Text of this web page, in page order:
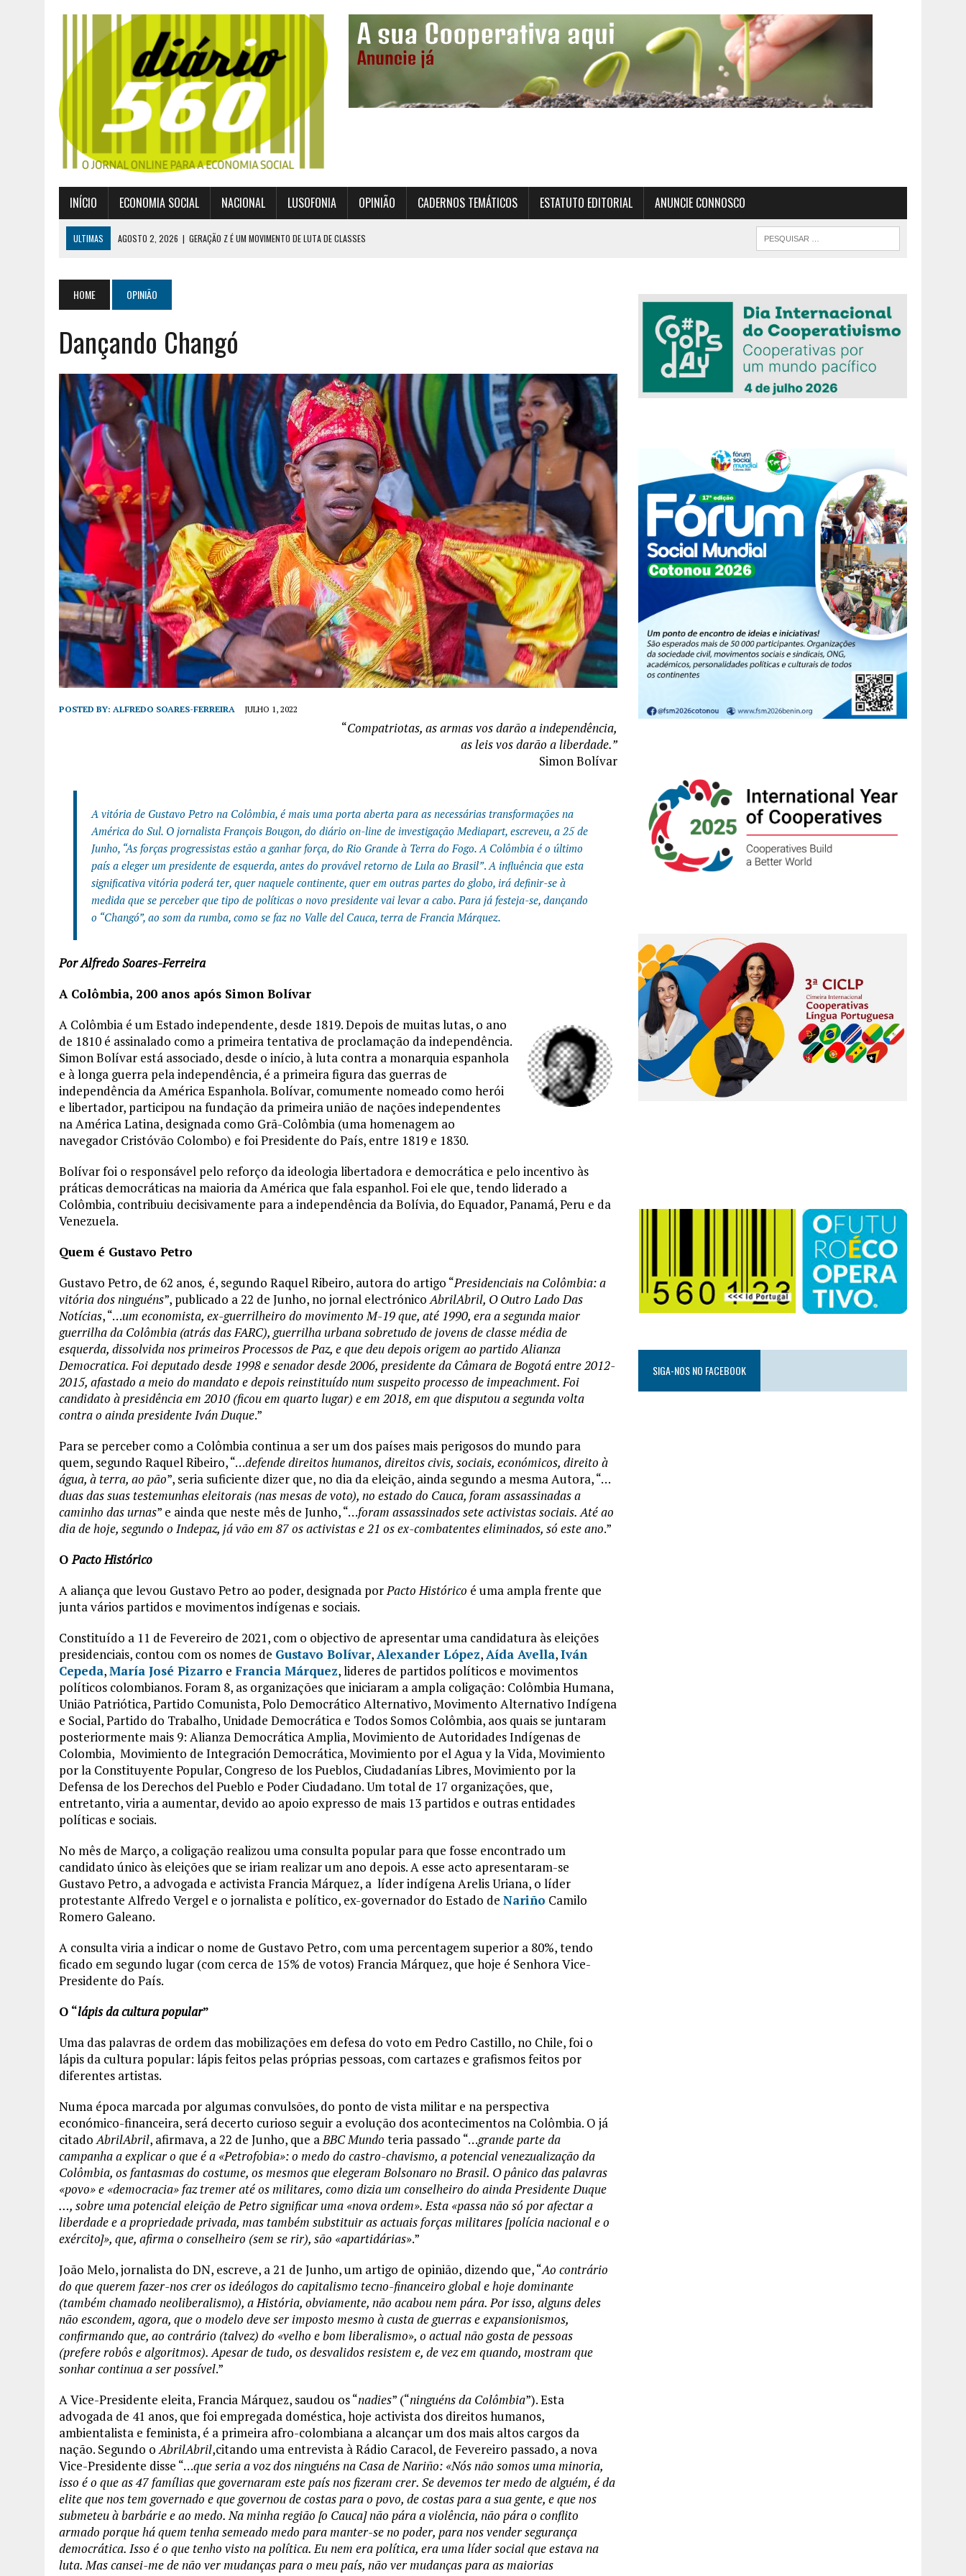
INÍCIO ECONOMIA SOCIAL NACIONAL LUSOFONIA OPINIÃO CADERNOS TEMÁTICOS ESTATUTO EDITORIAL ANUNCIE CONNOSCO
ULTIMAS AGOSTO 2, 2026 | GERAÇÃO Z É UM MOVIMENTO DE LUTA DE CLASSES
CASES DIVULGA ÚLTIMOS NÚMEROS DA DIGITALIZAÇÃO DAS COOPERATIVAS CREDENCIADAS
JULHO 26, 2026 | UM MARCO QUE REDEFINE O COOPERATIVISMO GLOBAL
UM ENTRE MUITOS
HOME OPINIÃO
Dançando Changó
POSTED BY: ALFREDO SOARES-FERREIRA JULHO 1, 2022
“Compatriotas, as armas vos darão a independência,
as leis vos darão a liberdade.”
Simon Bolívar
A vitória de Gustavo Petro na Colômbia, é mais uma porta aberta para as necessárias transformações na
América do Sul. O jornalista François Bougon, do diário on-line de investigação Mediapart, escreveu, a 25 de
Junho, “As forças progressistas estão a ganhar força, do Rio Grande à Terra do Fogo. A Colômbia é o último
país a eleger um presidente de esquerda, antes do provável retorno de Lula ao Brasil”.A influência que esta
significativa vitória poderá ter, quer naquele continente, quer em outras partes do globo, irá definir-se à
medida que se perceber que tipo de políticas o novo presidente vai levar a cabo. Para já festeja-se, dançando
o “Changó”, ao som da rumba, como se faz no Valle del Cauca, terra de Francia Márquez.
Por Alfredo Soares-Ferreira
A Colômbia, 200 anos após Simon Bolívar
A Colômbia é um Estado independente, desde 1819. Depois de muitas lutas, o ano
de 1810 é assinalado como a primeira tentativa de proclamação da independência.
Simon Bolívar está associado, desde o início, à luta contra a monarquia espanhola
e à longa guerra pela independência, é a primeira figura das guerras de
independência da América Espanhola. Bolívar, comumente nomeado como herói
e libertador, participou na fundação da primeira união de nações independentes
na América Latina, designada como Grã-Colômbia (uma homenagem ao
navegador Cristóvão Colombo) e foi Presidente do País, entre 1819 e 1830.
Bolívar foi o responsável pelo reforço da ideologia libertadora e democrática e pelo incentivo às
práticas democráticas na maioria da América que fala espanhol. Foi ele que, tendo liderado a
Colômbia, contribuiu decisivamente para a independência da Bolívia, do Equador, Panamá, Peru e da
Venezuela.
Quem é Gustavo Petro
Gustavo Petro, de 62 anos, é, segundo Raquel Ribeiro, autora do artigo “Presidenciais na Colômbia: a
vitória dos ninguéns”, publicado a 22 de Junho, no jornal electrónicoAbrilAbril, O Outro Lado Das
Notícias, “…um economista, ex-guerrilheiro do movimento M-19 que, até 1990, era a segunda maior
guerrilha da Colômbia (atrás das FARC), guerrilha urbana sobretudo de jovens de classe média de
esquerda, dissolvida nos primeiros Processos de Paz, e que deu depois origem ao partido Alianza
Democratica. Foi deputado desde 1998 e senador desde 2006, presidente da Câmara de Bogotá entre 2012-
2015, afastado a meio do mandato e depois reinstituído num suspeito processo de impeachment. Foi
candidato à presidência em 2010 (ficou em quarto lugar) e em 2018, em que disputou a segunda volta
contra o ainda presidente Iván Duque.”
Para se perceber como a Colômbia continua a ser um dos países mais perigosos do mundo para
quem, segundo Raquel Ribeiro, “…defende direitos humanos, direitos civis, sociais, económicos, direito à
água, à terra, ao pão”, seria suficiente dizer que, no dia da eleição, ainda segundo a mesma Autora, “…
duas das suas testemunhas eleitorais (nas mesas de voto), no estado do Cauca, foram assassinadas a
caminho das urnas” e ainda que neste mês de Junho, “…foram assassinados sete activistas sociais. Até ao
dia de hoje, segundo o Indepaz, já vão em 87 os activistas e 21 os ex-combatentes eliminados, só este ano.”
OPacto Histórico
A aliança que levou Gustavo Petro ao poder, designada porPacto Histórico é uma ampla frente que
junta vários partidos e movimentos indígenas e sociais.
Constituído a 11 de Fevereiro de 2021, com o objectivo de apresentar uma candidatura às eleições
presidenciais, contou com os nomes de Gustavo Bolívar,Alexander López,Aída Avella,Iván
Cepeda,María José Pizarro e Francia Márquez, lideres de partidos políticos e movimentos
políticos colombianos. Foram 8, as organizações que iniciaram a ampla coligação: Colômbia Humana,
União Patriótica, Partido Comunista, Polo Democrático Alternativo, Movimento Alternativo Indígena
e Social, Partido do Trabalho, Unidade Democrática e Todos Somos Colômbia, aos quais se juntaram
posteriormente mais 9: Alianza Democrática Amplia, Movimiento de Autoridades Indígenas de
Colombia, Movimiento de Integración Democrática, Movimiento por el Agua y la Vida, Movimiento
por la Constituyente Popular, Congreso de los Pueblos, Ciudadanías Libres, Movimiento por la
Defensa de los Derechos del Pueblo e Poder Ciudadano. Um total de 17 organizações, que,
entretanto, viria a aumentar, devido ao apoio expresso de mais 13 partidos e outras entidades
políticas e sociais.
No mês de Março, a coligação realizou uma consulta popular para que fosse encontrado um
candidato único às eleições que se iriam realizar um ano depois. A esse acto apresentaram-se
Gustavo Petro, a advogada e activista Francia Márquez, a ​ líder indígena Arelis Uriana, o líder
protestante Alfredo Vergel e o jornalista e político, ex-governador do Estado de Nariño Camilo
Romero Galeano.
A consulta viria a indicar o nome de Gustavo Petro, com uma percentagem superior a 80%, tendo
ficado em segundo lugar (com cerca de 15% de votos) Francia Márquez, que hoje é Senhora Vice-
Presidente do País.
O “lápis da cultura popular”
Uma das palavras de ordem das mobilizações em defesa do voto em Pedro Castillo, no Chile, foi o
lápis da cultura popular: lápis feitos pelas próprias pessoas, com cartazes e grafismos feitos por
diferentes artistas.
Numa época marcada por algumas convulsões, do ponto de vista militar e na perspectiva
económico-financeira, será decerto curioso seguir a evolução dos acontecimentos na Colômbia. O já
citadoAbrilAbril, afirmava, a 22 de Junho, que aBBC Mundo teria passado “…grande parte da
campanha a explicar o que é a «Petrofobia»: o medo do castro-chavismo, a potencial venezualização da
Colômbia, os fantasmas do costume, os mesmos que elegeram Bolsonaro no Brasil. O pânico das palavras
«povo» e «democracia» faz tremer até os militares, como dizia um conselheiro do ainda Presidente Duque
…, sobre uma potencial eleição de Petro significar uma «nova ordem». Esta «passa não só por afectar a
liberdade e a propriedade privada, mas também substituir as actuais forças militares [polícia nacional e o
exército]», que, afirma o conselheiro (sem se rir), são «apartidárias».”
João Melo, jornalista do DN, escreve, a 21 de Junho, um artigo de opinião, dizendo que, “Ao contrário
do que querem fazer-nos crer os ideólogos do capitalismo tecno-financeiro global e hoje dominante
(também chamado neoliberalismo), a História, obviamente, não acabou nem pára. Por isso, alguns deles
não escondem, agora, que o modelo deve ser imposto mesmo à custa de guerras e expansionismos,
confirmando que, ao contrário (talvez) do «velho e bom liberalismo», o actual não gosta de pessoas
(prefere robôs e algoritmos). Apesar de tudo, os desvalidos resistem e, de vez em quando, mostram que
sonhar continua a ser possível.”
A Vice-Presidente eleita, Francia Márquez, saudou os “nadies” (“ninguéns da Colômbia”). Esta
advogada de 41 anos, que foi empregada doméstica, hoje activista dos direitos humanos,
ambientalista e feminista, é a primeira afro-colombiana a alcançar um dos mais altos cargos da
nação. Segundo oAbrilAbril,citando uma entrevista à Rádio Caracol, de Fevereiro passado, a nova
Vice-Presidente disse “…que seria a voz dos ninguéns na Casa de Nariño: «Nós não somos uma minoria,
isso é o que as 47 famílias que governaram este país nos fizeram crer. Se devemos ter medo de alguém, é da
elite que nos tem governado e que governou de costas para o povo, de costas para a sua gente, e que nos
submeteu à barbárie e ao medo. Na minha região [o Cauca] não pára a violência, não pára o conflito
armado porque há quem tenha semeado medo para manter-se no poder, para nos vender segurança
democrática. Isso é o que tenho visto na política. Eu nem era política, era uma líder social que estava na
luta. Mas cansei-me de não ver mudanças para o meu país, não ver mudanças para as maiorias
SIGA-NOS NO FACEBOOK